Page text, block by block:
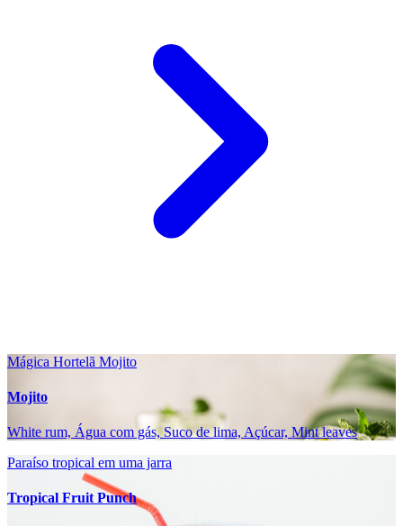
Mágica Hortelã Mojito
Mojito
White rum, Água com gás, Suco de lima, Açúcar, Mint leaves
Paraíso tropical em uma jarra
Tropical Fruit Punch